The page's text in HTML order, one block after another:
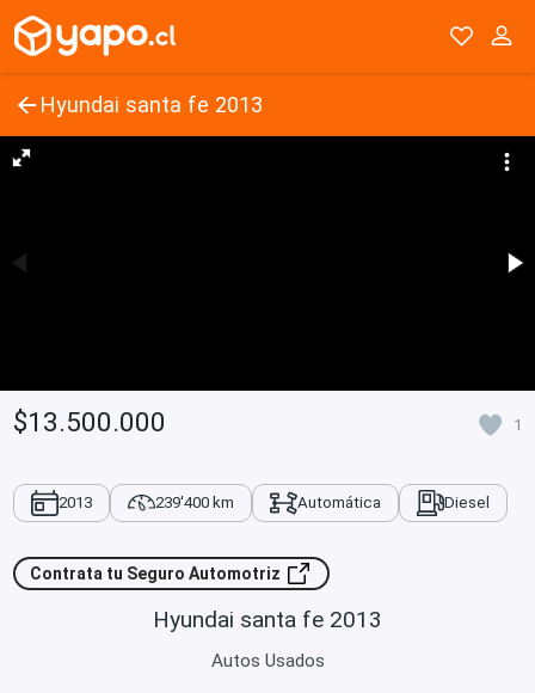
Hyundai santa fe 2013
$13.500.000 1
2013 239'400 km Automática Diesel
Contrata tu Seguro Automotriz
Hyundai santa fe 2013
Autos Usados